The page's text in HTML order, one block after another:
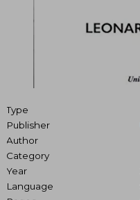
Type
Publisher
Author
Category
Year
Language